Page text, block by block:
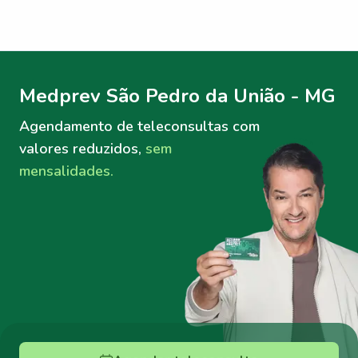
Medprev São Pedro da União - MG
Agendamento de teleconsultas com
valores reduzidos, sem
mensalidades.